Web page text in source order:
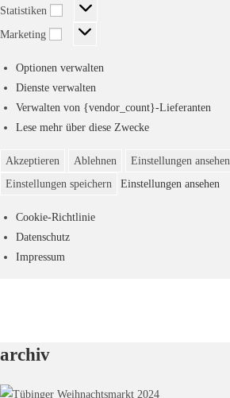
Statistiken Statistiken
Marketing Marketing
Optionen verwalten
Dienste verwalten
Verwalten von {vendor_count}-Lieferanten
Lese mehr über diese Zwecke
Akzeptieren Ablehnen
Einstellungen ansehen
Einstellungen speichern
Einstellungen ansehen
Cookie-Richtlinie
Datenschutz
Impressum
archiv